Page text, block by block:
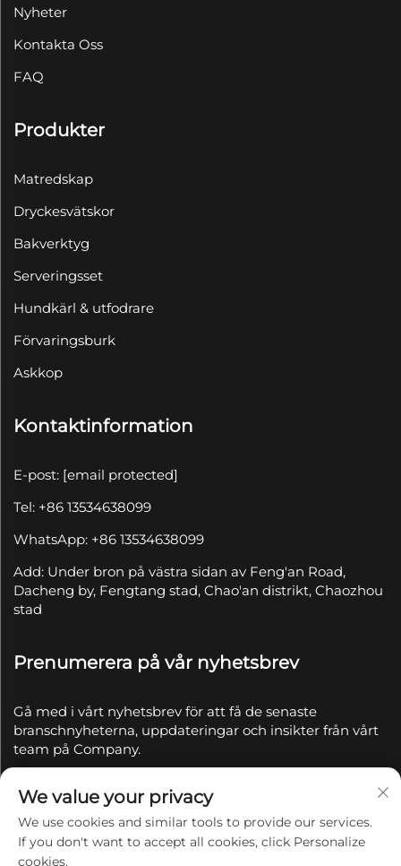
Nyheter
Kontakta Oss
FAQ
Produkter
Matredskap
Dryckesvätskor
Bakverktyg
Serveringsset
Hundkärl & utfodrare
Förvaringsburk
Askkop
Kontaktinformation
E-post: [email protected]
Tel: +86 13534638099
WhatsApp: +86 13534638099
Add: Under bron på västra sidan av Feng'an Road,
Dacheng by, Fengtang stad, Chao'an distrikt, Chaozhou
stad
Prenumerera på vår nyhetsbrev
Gå med i vårt nyhetsbrev för att få de senaste
branschnyheterna, uppdateringar och insikter från vårt
team på Company.
Copyright © 2025 av Chaozhou Qianyue Ceramics Co.,
We value your privacy
We use cookies and similar tools to provide our services.
If you don't want to accept all cookies, click Personalize
cookies.